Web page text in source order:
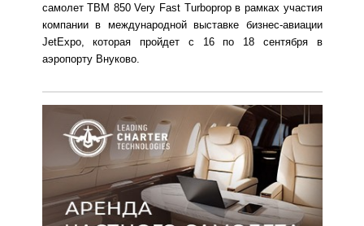
самолетTBM 850Very Fast Turbopropв рамках участия
компании в международной выставке бизнес-авиации
JetExpo, которая пройдет с 16 по 18 сентября в
аэропорту Внуково.